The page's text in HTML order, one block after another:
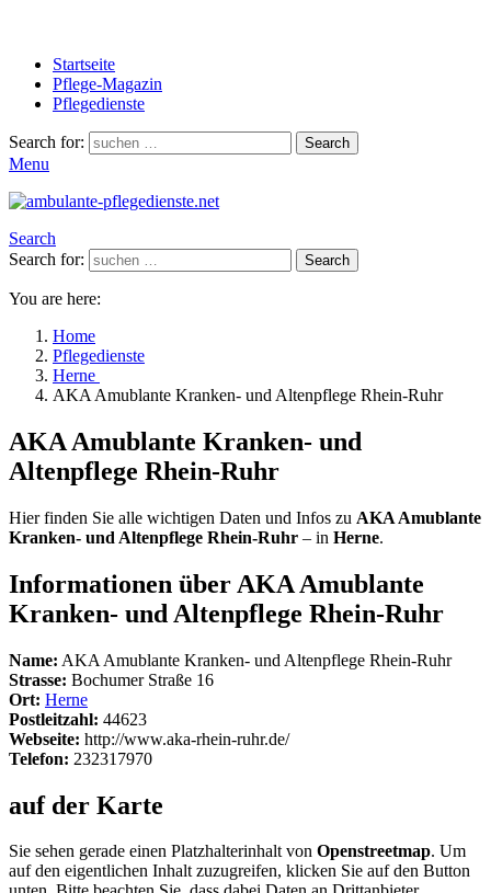
Startseite
Pflege-Magazin
Pflegedienste
Search for: Search
Menu
Search
Search for:
Search
You are here:
Home
Pflegedienste
Herne
AKA Amublante Kranken- und Altenpflege Rhein-Ruhr
AKA Amublante Kranken- und
Altenpflege Rhein-Ruhr
Hier finden Sie alle wichtigen Daten und Infos zu AKA Amublante
Kranken- und Altenpflege Rhein-Ruhr – in Herne.
Informationen über AKA Amublante
Kranken- und Altenpflege Rhein-Ruhr
Name: AKA Amublante Kranken- und Altenpflege Rhein-Ruhr
Strasse: Bochumer Straße 16
Ort: Herne
Postleitzahl: 44623
Webseite: http://www.aka-rhein-ruhr.de/
Telefon: 232317970
auf der Karte
Sie sehen gerade einen Platzhalterinhalt von Openstreetmap. Um
auf den eigentlichen Inhalt zuzugreifen, klicken Sie auf den Button